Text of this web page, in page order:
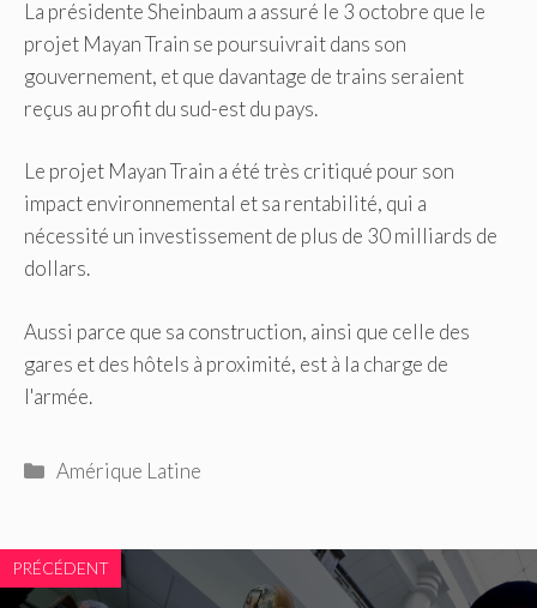
La présidente Sheinbaum a assuré le 3 octobre que le
projet Mayan Train se poursuivrait dans son
gouvernement, et que davantage de trains seraient
reçus au profit du sud-est du pays.
Le projet Mayan Train a été très critiqué pour son
impact environnemental et sa rentabilité, qui a
nécessité un investissement de plus de 30 milliards de
dollars.
Aussi parce que sa construction, ainsi que celle des
gares et des hôtels à proximité, est à la charge de
l'armée.
Catégories
Amérique Latine
PRÉCÉDENT